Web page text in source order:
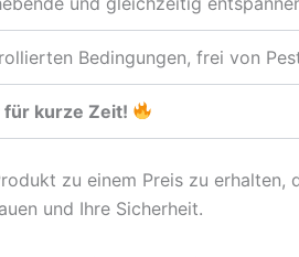
Bedingungen, frei von
für kurze Zeit!
zu einem Preis zu
und Ihre Sicherheit.